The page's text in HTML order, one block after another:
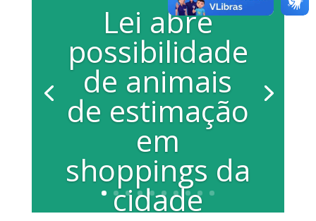
Lei abre
possibilidade
de animais
de estimação
em
shoppings da
cidade